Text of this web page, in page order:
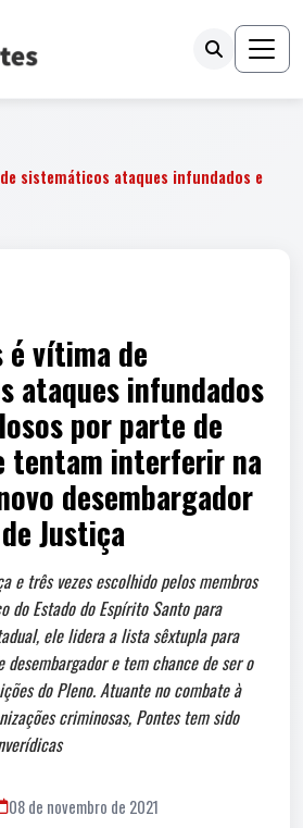
sistemáticos ataques infundados e
é vítima de
ataques infundados
por parte de
tentam interferir na
desembargador
Justiça
e três vezes escolhido pelos membros
do Estado do Espírito Santo para
ele lidera a lista sêxtupla para
desembargador e tem chance de ser o
do Pleno. Atuante no combate à
criminosas, Pontes tem sido
08 de novembro de 2021